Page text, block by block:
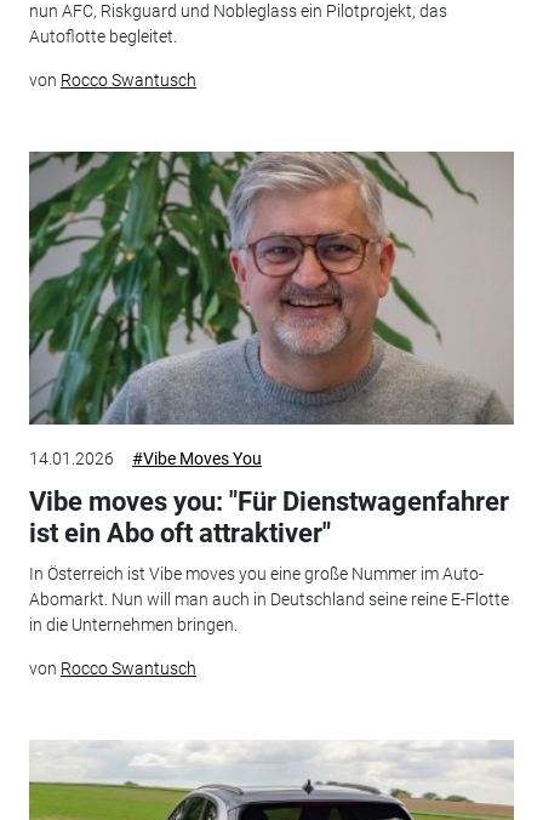
nun AFC, Riskguard und Nobleglass ein Pilotprojekt, das
Autoflotte begleitet.
von Rocco Swantusch
14.01.2026 #Vibe Moves You
Vibe moves you: "Für Dienstwagenfahrer
ist ein Abo oft attraktiver"
In Österreich ist Vibe moves you eine große Nummer im Auto-
Abomarkt. Nun will man auch in Deutschland seine reine E-Flotte
in die Unternehmen bringen.
von Rocco Swantusch